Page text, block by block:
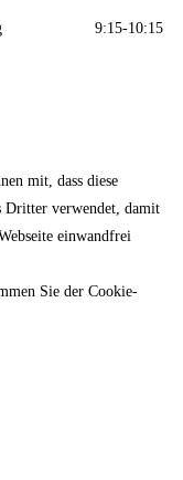
9:15-10:15
mit, dass diese
Dritter verwendet, damit
einwandfrei
Sie der Cookie-